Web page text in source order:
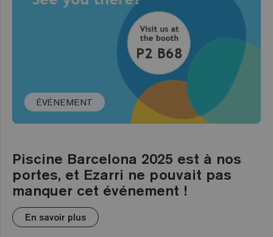
ÉVÉNEMENT
Piscine Barcelona 2025 est à nos
portes, et Ezarri ne pouvait pas
manquer cet événement !
En savoir plus